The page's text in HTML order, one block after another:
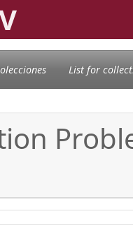
List for